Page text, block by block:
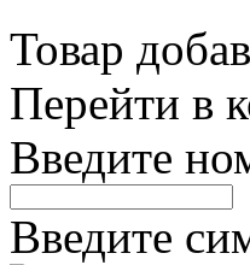
Товар
Перейти в
Введите
Введите